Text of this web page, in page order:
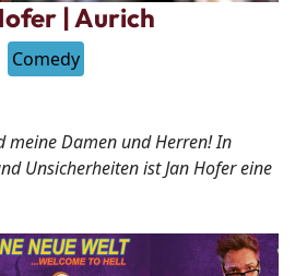
| Aurich
Comedy
meine Damen und Herren! In
Unsicherheiten ist Jan Hofer eine